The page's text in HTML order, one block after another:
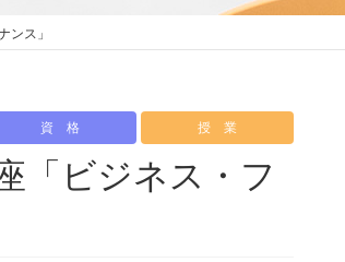
ンス」
授 業
資 格
「ビジネス・フ